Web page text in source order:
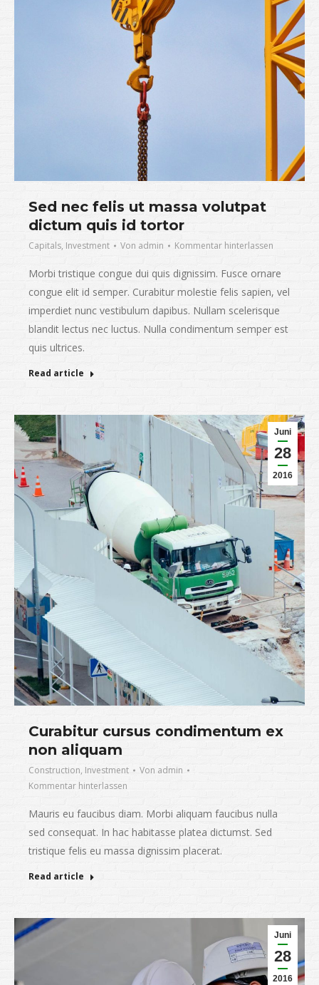
Sed nec felis ut massa volutpat
dictum quis id tortor
Capitals, Investment Von admin Kommentar hinterlassen
Morbi tristique congue dui quis dignissim. Fusce ornare
congue elit id semper. Curabitur molestie felis sapien, vel
imperdiet nunc vestibulum dapibus. Nullam scelerisque
blandit lectus nec luctus. Nulla condimentum semper est
quis ultrices.
Read article
Juni
28
2016
Curabitur cursus condimentum ex
non aliquam
Construction, Investment Von admin
Kommentar hinterlassen
Mauris eu faucibus diam. Morbi aliquam faucibus nulla
sed consequat. In hac habitasse platea dictumst. Sed
tristique felis eu massa dignissim placerat.
Read article
Juni
28
2016